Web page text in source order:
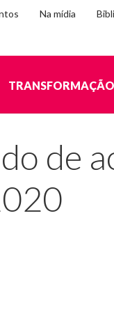
Na mídia
TRANSFORMAÇÃO
de